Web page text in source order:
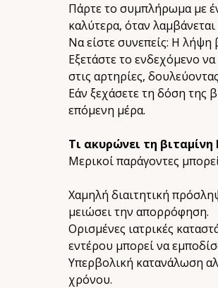
Πάρτε το συμπλήρωμα με
καλύτερα, όταν
Να είστε συνεπείς: Η
Εξετάστε το ενδεχόμενο
στις αρτηρίες,
Εάν ξεχάσετε τη δόση της
επόμενη μέρα.
Τι ακυρώνει τη βιταμίνη
Μερικοί παράγοντες
Χαμηλή διαιτητική
μειώσει την απορρόφηση.
Ορισμένες ιατρικές
εντέρου μπορεί να
Υπερβολική κατανάλωση
χρόνου.